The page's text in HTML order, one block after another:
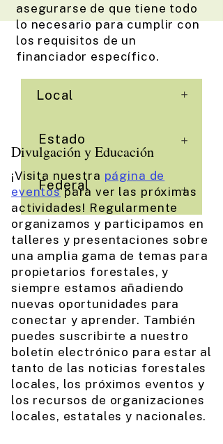
asegurarse de que tiene todo
lo necesario para cumplir con
los requisitos de un
financiador específico.
Local +
Estado +
Federal +
Divulgación y Educación
¡Visita nuestra página de
eventospara ver las próximas
actividades! Regularmente
organizamos y participamos en
talleres y presentaciones sobre
una amplia gama de temas para
propietarios forestales, y
siempre estamos añadiendo
nuevas oportunidades para
conectar y aprender. También
puedes suscribirte a nuestro
boletín electrónico para estar al
tanto de las noticias forestales
locales, los próximos eventos y
los recursos de organizaciones
locales, estatales y nacionales.